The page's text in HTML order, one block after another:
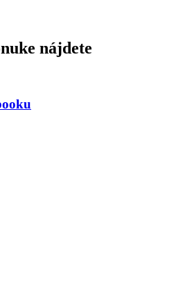
nájdete